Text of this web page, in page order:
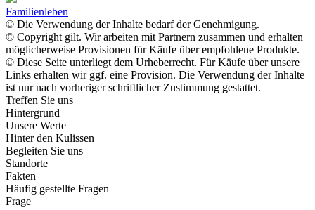
Familienleben
© Die Verwendung der Inhalte bedarf der Genehmigung.
© Copyright gilt. Wir arbeiten mit Partnern zusammen und erhalten
möglicherweise Provisionen für Käufe über empfohlene Produkte.
© Diese Seite unterliegt dem Urheberrecht. Für Käufe über unsere
Links erhalten wir ggf. eine Provision. Die Verwendung der Inhalte
ist nur nach vorheriger schriftlicher Zustimmung gestattet.
Treffen Sie uns
Hintergrund
Unsere Werte
Hinter den Kulissen
Begleiten Sie uns
Standorte
Fakten
Häufig gestellte Fragen
Frage